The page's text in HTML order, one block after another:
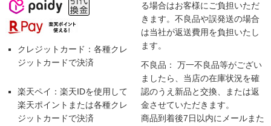
クレジットカード：各種クレ
ジットカードで決済
楽天ペイ：楽天IDを使用して
楽天ポイントまたは各種クレ
ジットカードで決済
る場合はお客様にご負担いただ
きます。不良品や誤発送の場合
は当社が返送費用を負担いたし
ます。
不良品： 万一不良品等がござい
ましたら、当店の在庫状況を確
認のうえ新品と交換、または返
金させていただきます。
商品到着後7日以内にメールまた